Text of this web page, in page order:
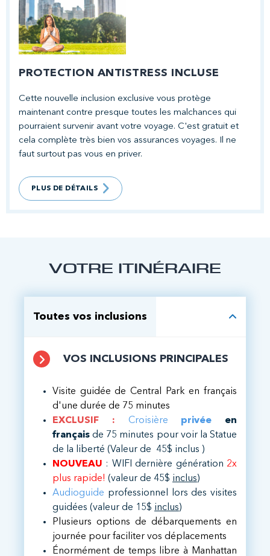
PROTECTION ANTISTRESS INCLUSE
Cette nouvelle inclusion exclusive vous protège
maintenant contre presque toutes les malchances qui
pourraient survenir avant votre voyage. C'est gratuit et
cela complète très bien vos assurances voyages. Il ne
faut surtout pas vous en priver.
PLUS DE DÉTAILS
VOTRE ITINÉRAIRE
Toutes vos inclusions
VOS INCLUSIONS PRINCIPALES
Visite guidée de Central Park en français
d'une durée de 75 minutes
EXCLUSIF : Croisière privée en
françaisde 75 minutes pour voir la Statue
de la liberté (Valeur de 45$ inclus )
NOUVEAU : WIFI dernière génération 2x
plus rapide! (valeur de 45$ inclus)
Audioguide professionnel lors des visites
guidées (valeur de 15$ inclus)
Plusieurs options de débarquements en
journée pour faciliter vos déplacements
Énormément de temps libre à Manhattan